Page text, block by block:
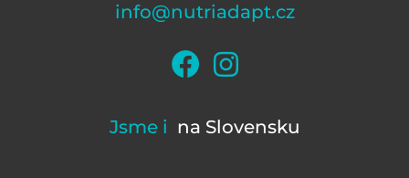
info@nutriadapt.cz
Jsme i na Slovensku